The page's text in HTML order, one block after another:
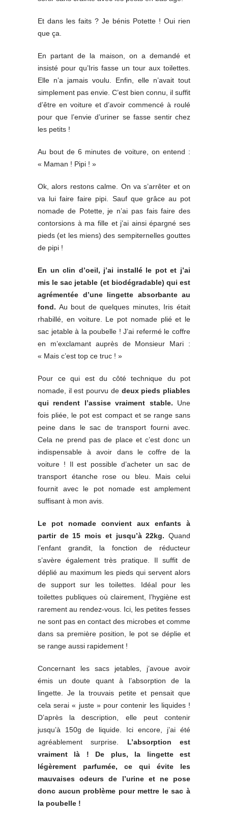
Et dans les faits ? Je bénis Potette ! Oui rien
que ça.
En partant de la maison, on a demandé et
insisté pour qu’Iris fasse un tour aux toilettes.
Elle n’a jamais voulu. Enfin, elle n’avait tout
simplement pas envie. C’est bien connu, il suffit
d’être en voiture et d’avoir commencé à roulé
pour que l’envie d’uriner se fasse sentir chez
les petits !
Au bout de 6 minutes de voiture, on entend :
« Maman ! Pipi ! »
Ok, alors restons calme. On va s’arrêter et on
va lui faire faire pipi. Sauf que grâce au pot
nomade de Potette, je n’ai pas fais faire des
contorsions à ma fille et j’ai ainsi épargné ses
pieds (et les miens) des sempiternelles gouttes
de pipi !
En un clin d’oeil, j’ai installé le pot et j’ai
mis le sac jetable (et biodégradable) qui est
agrémentée d’une lingette absorbante au
fond. Au bout de quelques minutes, Iris était
rhabillé, en voiture. Le pot nomade plié et le
sac jetable à la poubelle ! J’ai refermé le coffre
en m’exclamant auprès de Monsieur Mari :
« Mais c’est top ce truc ! »
Pour ce qui est du côté technique du pot
nomade, il est pourvu de deux pieds pliables
qui rendent l’assise vraiment stable. Une
fois pliée, le pot est compact et se range sans
peine dans le sac de transport fourni avec.
Cela ne prend pas de place et c’est donc un
indispensable à avoir dans le coffre de la
voiture ! Il est possible d’acheter un sac de
transport étanche rose ou bleu. Mais celui
fournit avec le pot nomade est amplement
suffisant à mon avis.
Le pot nomade convient aux enfants à
partir de 15 mois et jusqu’à 22kg. Quand
l’enfant grandit, la fonction de réducteur
s’avère également très pratique. Il suffit de
déplié au maximum les pieds qui servent alors
de support sur les toilettes. Idéal pour les
toilettes publiques où clairement, l’hygiène est
rarement au rendez-vous. Ici, les petites fesses
ne sont pas en contact des microbes et comme
dans sa première position, le pot se déplie et
se range aussi rapidement !
Concernant les sacs jetables, j’avoue avoir
émis un doute quant à l’absorption de la
lingette. Je la trouvais petite et pensait que
cela serai « juste » pour contenir les liquides !
D’après la description, elle peut contenir
jusqu’à 150g de liquide. Ici encore, j’ai été
agréablement surprise. L’absorption est
vraiment là ! De plus, la lingette est
légèrement parfumée, ce qui évite les
mauvaises odeurs de l’urine et ne pose
donc aucun problème pour mettre le sac à
la poubelle !